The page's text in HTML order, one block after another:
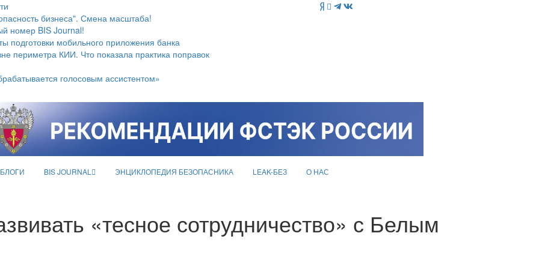
бизнеса". Смена масштаба!
номер BIS Journal!
подготовки мобильного приложения банка
периметра КИИ. Что показала практика поправок
голосовым ассистентом»
БЛОГИ BIS JOURNAL ЭНЦИКЛОПЕДИЯ БЕЗОПАСНИКА LEAK-БЕЗ О НАС
«тесное сотрудничество» с Белым